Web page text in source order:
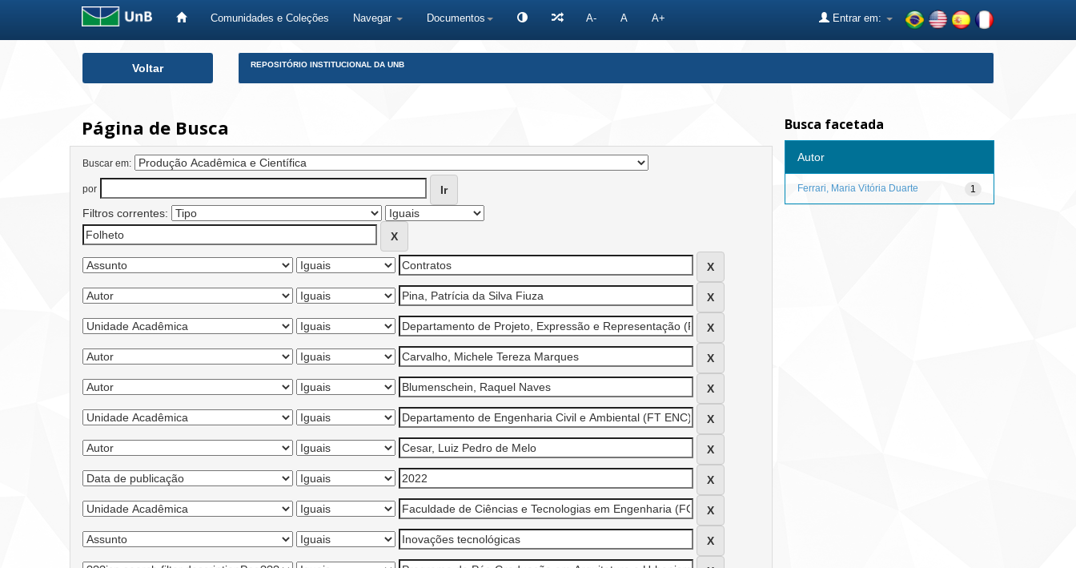
Comunidades e Coleções Navegar Documentos A- A A+ Entrar em:
Voltar REPOSITÓRIO INSTITUCIONAL DA UNB
Página de Busca
Buscar em:
por
Filtros correntes:
Busca facetada
Autor
1
Ferrari, Maria Vitória Duarte